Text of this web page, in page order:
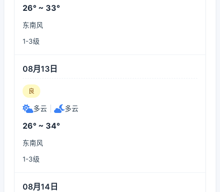
26° ~ 33°
东南风
1-3级
08月13日
良
多云 多云
26° ~ 34°
东南风
1-3级
08月14日